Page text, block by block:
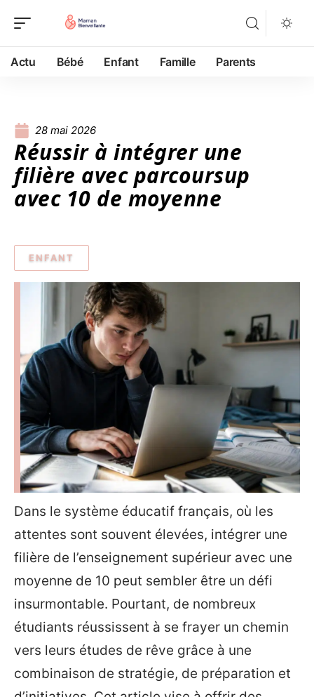
Actu Bébé Enfant Famille Parents
28 mai 2026
Réussir à intégrer une
filière avec parcoursup
avec 10 de moyenne
ENFANT
Dans le système éducatif français, où les
attentes sont souvent élevées, intégrer une
filière de l’enseignement supérieur avec une
moyenne de 10 peut sembler être un défi
insurmontable. Pourtant, de nombreux
étudiants réussissent à se frayer un chemin
vers leurs études de rêve grâce à une
combinaison de stratégie, de préparation et